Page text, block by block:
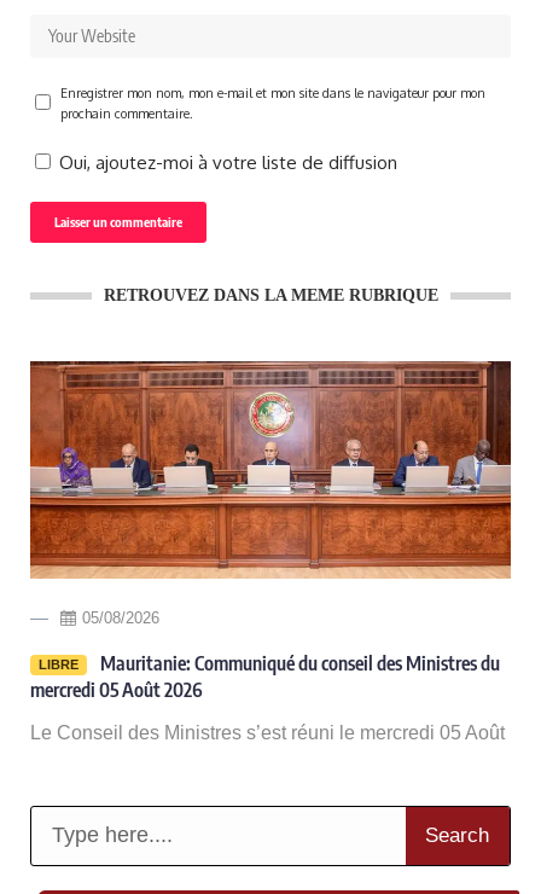
Enregistrer mon nom, mon e-mail et mon site dans le navigateur pour mon
prochain commentaire.
Oui, ajoutez-moi à votre liste de diffusion
RETROUVEZ DANS LA MEME RUBRIQUE
05/08/2026
LIBRE
Mauritanie: Communiqué du conseil des Ministres du
mercredi 05 Août 2026
Le Conseil des Ministres s’est réuni le mercredi 05 Août
Search